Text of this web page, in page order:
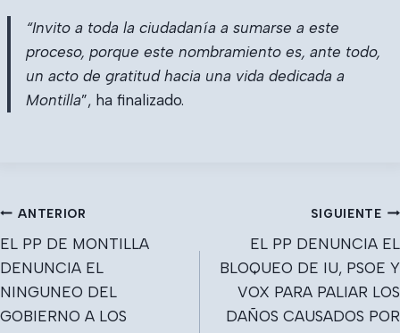
“Invito a toda la ciudadanía a sumarse a este
proceso, porque este nombramiento es, ante todo,
un acto de gratitud hacia una vida dedicada a
Montilla”, ha finalizado.
Navegación
de
entradas
ANTERIOR
EL PP DE MONTILLA
DENUNCIA EL
NINGUNEO DEL
GOBIERNO A LOS
SIGUIENTE
EL PP DENUNCIA EL
BLOQUEO DE IU, PSOE Y
VOX PARA PALIAR LOS
DAÑOS CAUSADOS POR